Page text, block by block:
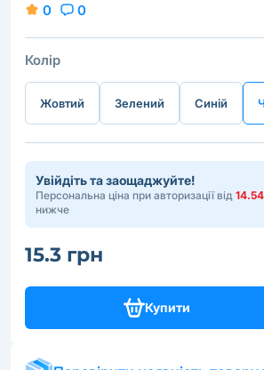
0 0
Колір
Жовтий Зелений Синій
Увійдіть та заощаджуйте!
Персональна ціна при авторизації від
нижче
15.3 грн
Купити